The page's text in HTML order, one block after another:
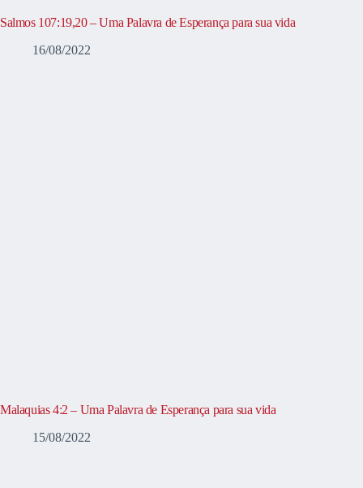
Salmos 107:19,20 – Uma Palavra de Esperança para sua vida
16/08/2022
Malaquias 4:2 – Uma Palavra de Esperança para sua vida
15/08/2022